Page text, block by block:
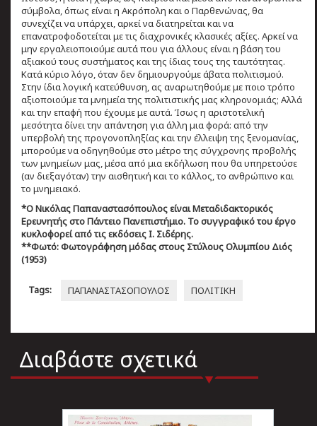
σύμβολα, όπως είναι η Ακρόπολη και ο Παρθενώνας, θα
συνεχίζει να υπάρχει, αρκεί να διατηρείται και να
επανατροφοδοτείται με τις διαχρονικές κλασικές αξίες. Αρκεί να
μην εργαλειοποιούμε αυτά που για άλλους είναι η βάση του
αξιακού τους συστήματος και της ίδιας τους της ταυτότητας.
Κατά κύριο λόγο, όταν δεν δημιουργούμε άβατα πολιτισμού.
Στην ίδια λογική κατεύθυνση, ας αναρωτηθούμε με ποιο τρόπο
αξιοποιούμε τα μνημεία της πολιτιστικής μας κληρονομιάς; Αλλά
και την επαφή που έχουμε με αυτά. Ίσως η αριστοτελική
μεσότητα δίνει την απάντηση για άλλη μια φορά: από την
υπερβολή της προγονοπληξίας και την έλλειψη της ξενομανίας,
μπορούμε να οδηγηθούμε στο μέτρο της σύγχρονης προβολής
των μνημείων μας, μέσα από μια εκδήλωση που θα υπηρετούσε
(αν διεξαγόταν) την αισθητική και το κάλλος, το ανθρώπινο και
το μνημειακό.
*Ο Νικόλας Παπαναστασόπουλος είναι Μεταδιδακτορικός
Ερευνητής στο Πάντειο Πανεπιστήμιο. Το συγγραφικό του έργο
κυκλοφορεί από τις εκδόσεις Ι. Σιδέρης.
**Φωτό: Φωτογράφηση μόδας στους Στύλους Ολυμπίου Διός
(1953)
Tags: ΠΑΠΑΝΑΣΤΑΣΟΠΟΥΛΟΣ ΠΟΛΙΤΙΚΗ
Διαβάστε σχετικά